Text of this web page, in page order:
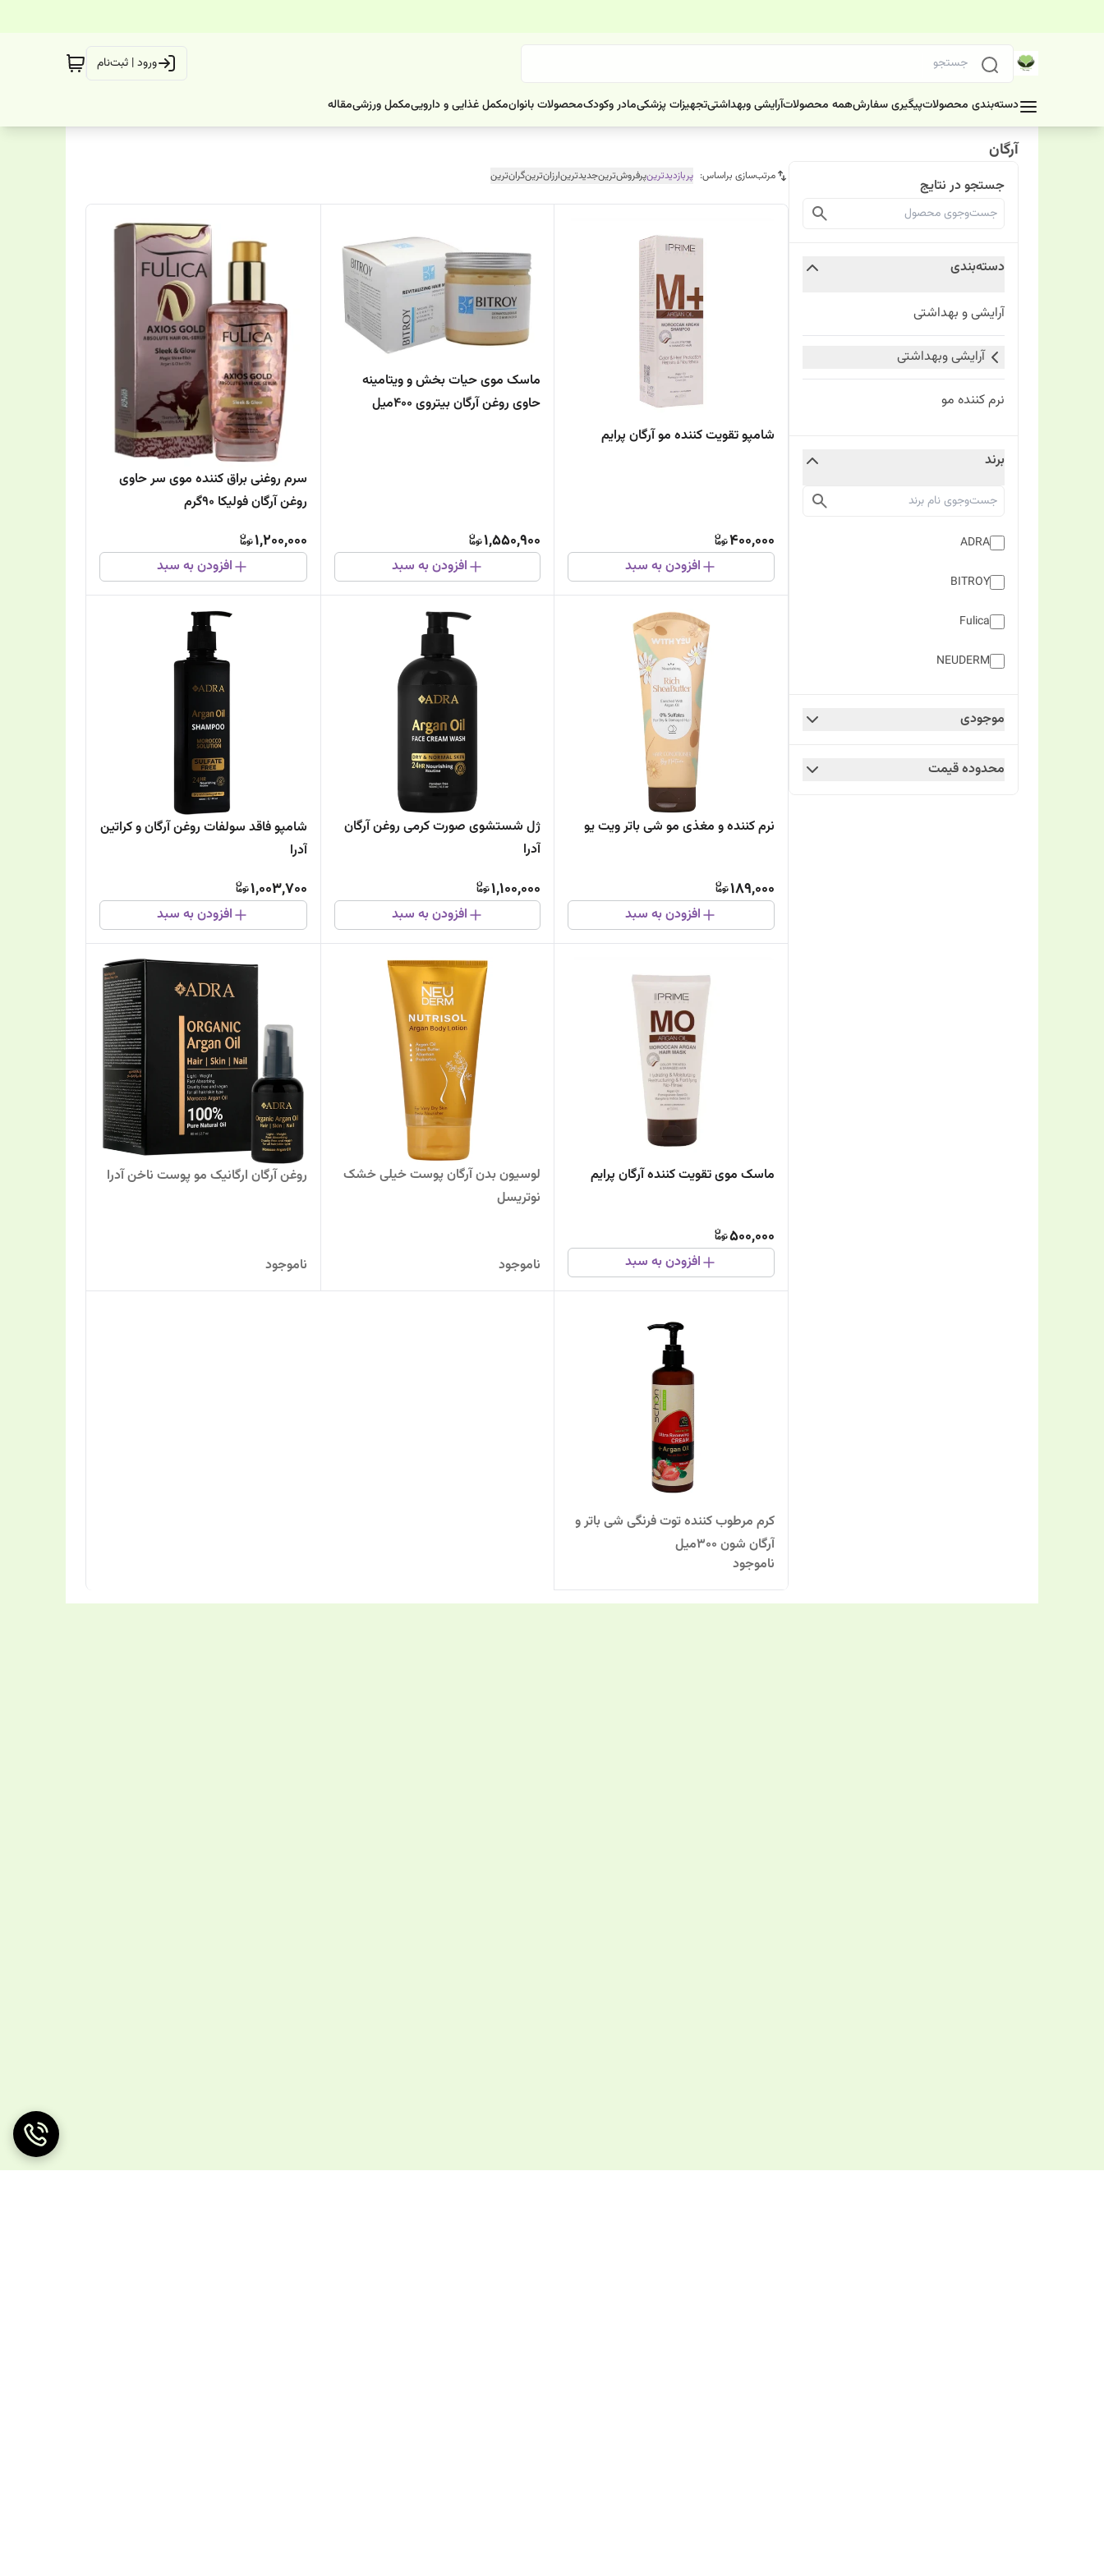
ورود | ثبت‌نام
دسته‌بندی محصولاتپیگیری سفارشهمه محصولاتآرایشی وبهداشتیتجهیزات پزشکیمادر وکودکمحصولات بانوانمکمل غذایی و داروییمکمل ورزشیمقاله
آرگان
جستجو در نتایج
دسته‌بندی
آرایشی و بهداشتی
آرایشی وبهداشتی
نرم کننده مو
برند
ADRA
BITROY
Fulica
NEUDERM
WITH YOU
موجودی
محدوده قیمت
مرتب‌سازی براساس: پربازدیدترینپرفروش‌ترینجدیدترینارزان‌ترینگران‌ترین
شامپو تقویت کننده مو آرگان پرایم
400,000
افزودن به سبد
ماسک موی حیات بخش و ویتامینه
حاوی روغن آرگان بیتروی 400میل
1,550,900
افزودن به سبد
سرم روغنی براق کننده موی سر حاوی
روغن آرگان فولیکا 90گرم
1,200,000
افزودن به سبد
نرم کننده و مغذی مو شی باتر ویت یو
189,000
افزودن به سبد
ژل شستشوی صورت کرمی روغن آرگان
آدرا
1,100,000
افزودن به سبد
شامپو فاقد سولفات روغن آرگان و کراتین
آدرا
1,003,700
افزودن به سبد
ماسک موی تقویت کننده آرگان پرایم
500,000
افزودن به سبد
لوسیون بدن آرگان پوست خیلی خشک
نوتریسل
ناموجود
روغن آرگان ارگانیک مو پوست ناخن آدرا
ناموجود
کرم مرطوب کننده توت فرنگی شی باتر و
آرگان شون 300میل
ناموجود